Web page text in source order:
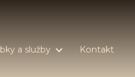
a služby Kontakt